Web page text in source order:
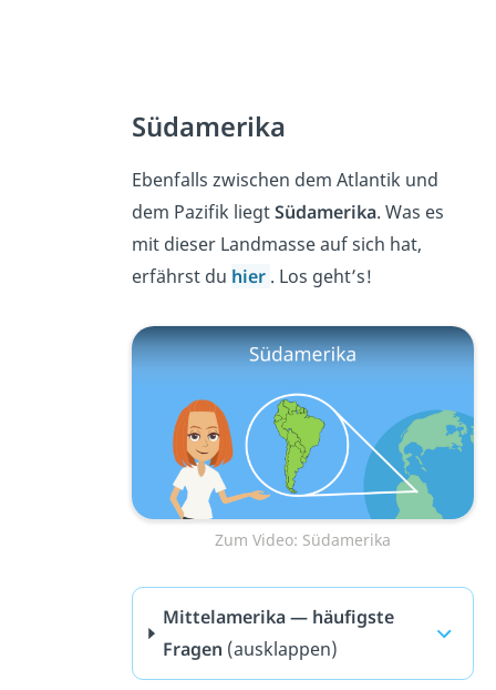
Südamerika
Ebenfalls zwischen dem Atlantik und
dem Pazifik liegtSüdamerika. Was es
mit dieser Landmasse auf sich hat,
erfährst du hier . Los geht’s!
Zum Video: Südamerika
Mittelamerika — häufigste
Fragen (ausklappen)